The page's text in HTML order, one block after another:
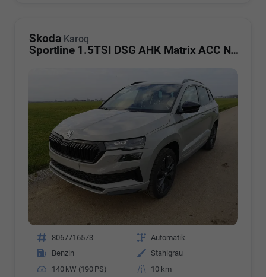
Skoda Karoq
Sportline 1.5TSI DSG AHK Matrix ACC Navi
Fahrzeugnr. 8067716573 Getriebe Automatik
Kraftstoff
Benzin Außenfarbe
Stahlgrau
Leistung
140 kW (190 PS) Kilometerstand
10 km